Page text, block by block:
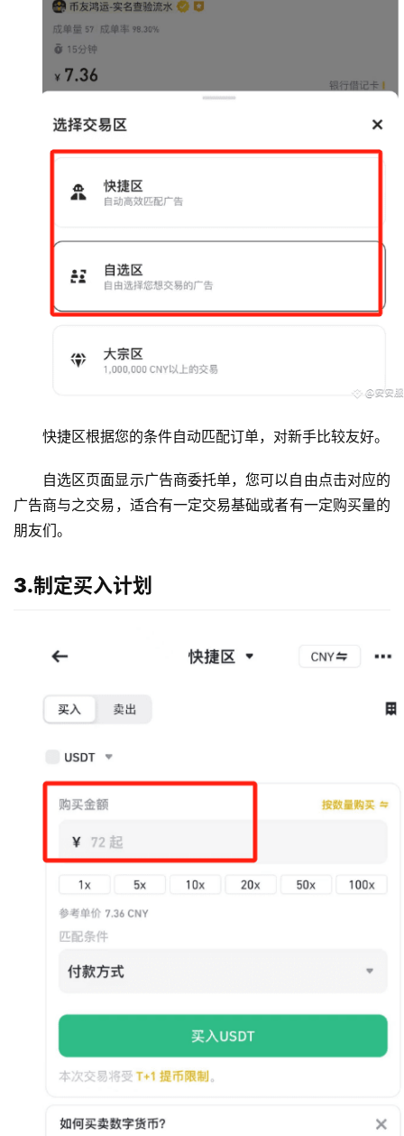
快捷区根据您的条件自动匹配订单，对新手比较友好。
自选区页面显示广告商委托单，您可以自由点击对应的
广告商与之交易，适合有一定交易基础或者有一定购买量的
朋友们。
3.制定买入计划